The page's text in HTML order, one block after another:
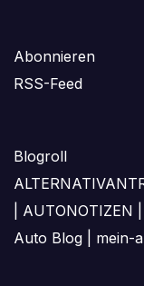
Abonnieren
RSS-Feed
Blogroll
AUTONOTIZEN
Auto Blog
mein-